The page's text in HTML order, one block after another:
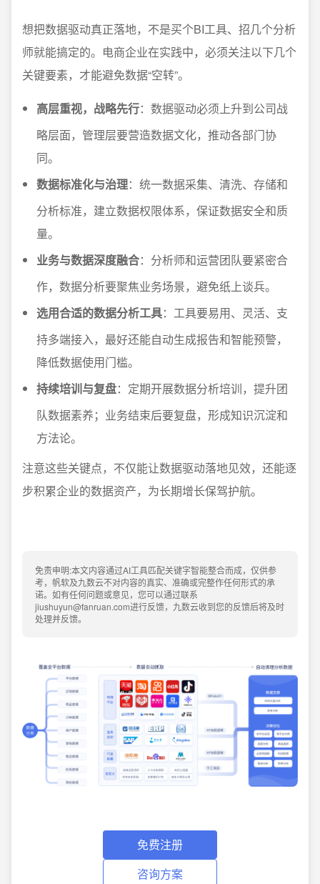
想把数据驱动真正落地，不是买个BI工具、招几个分析
师就能搞定的。电商企业在实践中，必须关注以下几个
关键要素，才能避免数据“空转”。
高层重视，战略先行：数据驱动必须上升到公司战
略层面，管理层要营造数据文化，推动各部门协
同。
数据标准化与治理：统一数据采集、清洗、存储和
分析标准，建立数据权限体系，保证数据安全和质
量。
业务与数据深度融合：分析师和运营团队要紧密合
作，数据分析要聚焦业务场景，避免纸上谈兵。
选用合适的数据分析工具：工具要易用、灵活、支
持多端接入，最好还能自动生成报告和智能预警，
降低数据使用门槛。
持续培训与复盘：定期开展数据分析培训，提升团
队数据素养；业务结束后要复盘，形成知识沉淀和
方法论。
注意这些关键点，不仅能让数据驱动落地见效，还能逐
步积累企业的数据资产，为长期增长保驾护航。
免责申明:本文内容通过AI工具匹配关键字智能整合而成，仅供参
考，帆软及九数云不对内容的真实、准确或完整作任何形式的承
诺。如有任何问题或意见，您可以通过联系
jiushuyun@fanruan.com进行反馈，九数云收到您的反馈后将及时
处理并反馈。
免费注册
咨询方案